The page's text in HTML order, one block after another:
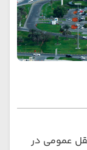
عمومی در